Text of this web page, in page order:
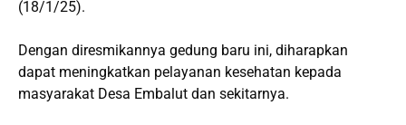
(18/1/25).
Dengan diresmikannya gedung baru ini, diharapkan
dapat meningkatkan pelayanan kesehatan kepada
masyarakat Desa Embalut dan sekitarnya.